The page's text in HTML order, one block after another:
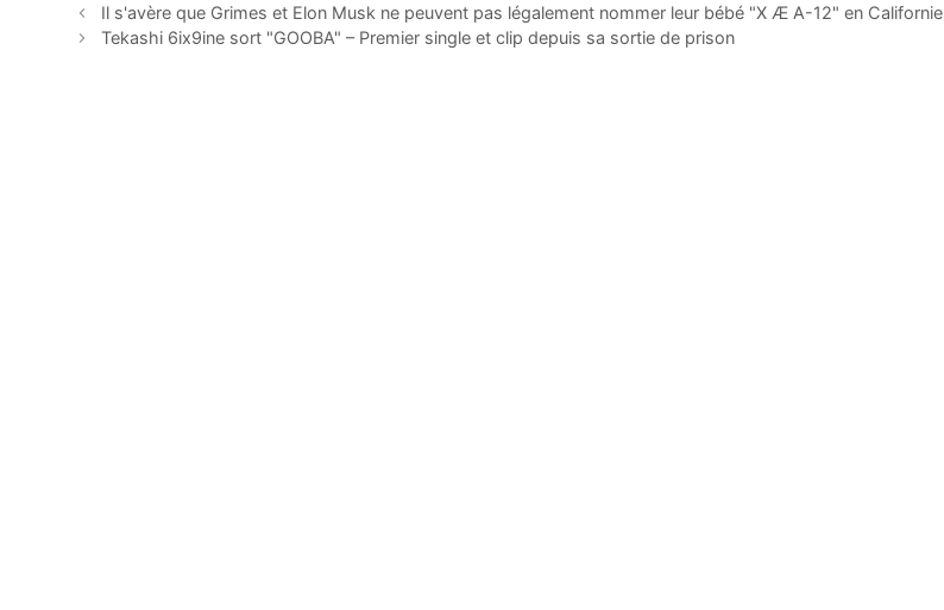
Il s'avère que Grimes et Elon Musk ne peuvent pas légalement nommer leur bébé "X Æ A-12" en Californie
Tekashi 6ix9ine sort "GOOBA" – Premier single et clip depuis sa sortie de prison